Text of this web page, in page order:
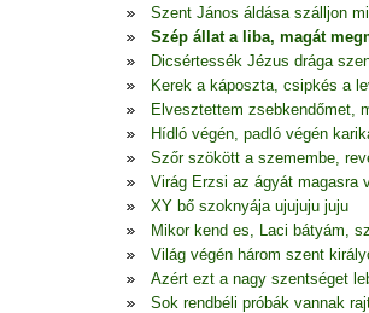
Szent János áldása szálljon
Szép állat a liba, magát
Dicsértessék Jézus drága
Kerek a káposzta, csipkés a
Elvesztettem zsebkendőmet,
Hídló végén, padló végén
Szőr szökött a szemembe,
Virág Erzsi az ágyát magasra
XY bő szoknyája ujujuju juju
Mikor kend es, Laci bátyám,
Világ végén három szent
Azért ezt a nagy szentséget
Sok rendbéli próbák vannak